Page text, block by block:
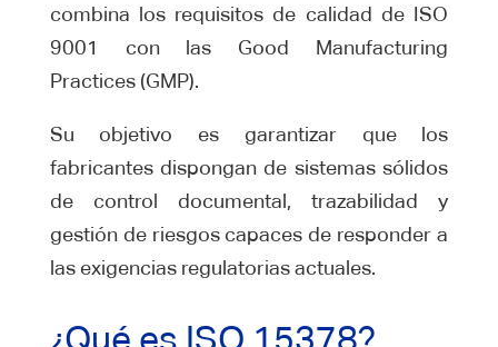
combina los requisitos de calidad de ISO
9001 con las Good Manufacturing
Practices (GMP).
Su objetivo es garantizar que los
fabricantes dispongan de sistemas sólidos
de control documental, trazabilidad y
gestión de riesgos capaces de responder a
las exigencias regulatorias actuales.
¿Qué es ISO 15378?